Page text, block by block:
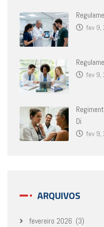
fev 9,
fev 9,
Di
fev 9,
ARQUIVOS
fevereiro 2026 (3)